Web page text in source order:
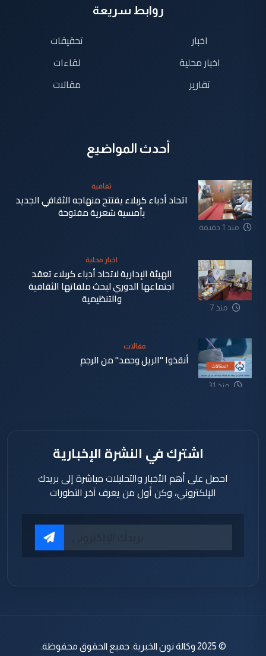
روابط سريعة
اخبار
اخبار محلية
تقارير
تحقيقات
لقاءات
مقالات
أحدث المواضيع
منذ 1 دقيقة
ثقافية
اتحاد أدباء كربلاء يفتتح منهاجه الثقافي الجديد
بأمسية شعرية مفتوحة
منذ 7
اخبار محلية
الهيئة الإدارية لاتحاد أدباء كربلاء تعقد
اجتماعها الدوري لبحث ملفاتها الثقافية
والتنظيمية
منذ 31
مقالات
أنقذوا "الريل وحمد" من الرجم
اشترك في النشرة الإخبارية
احصل على أهم الأخبار والتحليلات مباشرة إلى بريدك
الإلكتروني، وكن أول من يعرف آخر التطورات
© 2025 وكالة نون الخبرية. جميع الحقوق محفوظة.